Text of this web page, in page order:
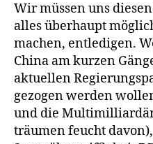
Wir müssen uns
alles überhaupt
machen, entledigen.
China am kurzen
aktuellen
gezogen werden
und die
träumen feucht